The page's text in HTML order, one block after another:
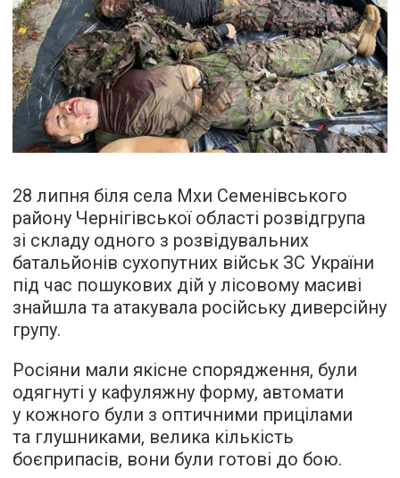
28 липня біля села Мхи Семенівського
району Чернігівської області розвідгрупа
зі складу одного з розвідувальних
батальйонів сухопутних військ ЗС України
під час пошукових дій у лісовому масиві
знайшла та атакувала російську диверсійну
групу.
Росіяни мали якісне спорядження, були
одягнуті у кафуляжну форму, автомати
у кожного були з оптичними прицілами
та глушниками, велика кількість
боєприпасів, вони були готові до бою.